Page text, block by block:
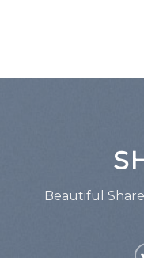
Beautiful